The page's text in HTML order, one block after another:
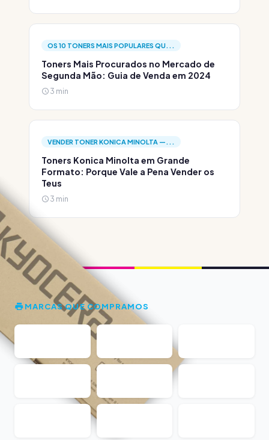
OS 10 TONERS MAIS POPULARES QU...
Toners Mais Procurados no Mercado de
Segunda Mão: Guia de Venda em 2024
3 min
VENDER TONER KONICA MINOLTA —...
Toners Konica Minolta em Grande
Formato: Porque Vale a Pena Vender os
Teus
3 min
MARCAS QUE COMPRAMOS